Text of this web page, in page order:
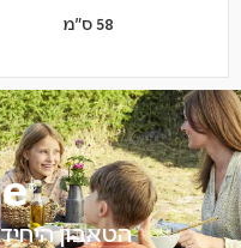
58 ס"מ
הטאבון